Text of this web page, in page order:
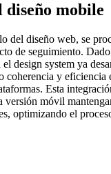
mobile
del diseño web, se
de seguimiento.
design system ya
coherencia y eficiencia
Esta
versión móvil
optimizando el